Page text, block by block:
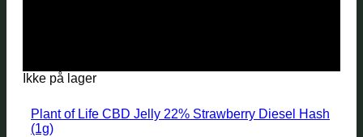
Ikke på lager
Plant of Life CBD Jelly 22% Strawberry Diesel Hash
(1g)